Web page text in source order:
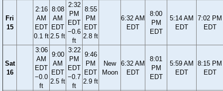
Fri
15
2:16
AM
EDT
0.1 ft
8:08
AM
EDT
2.5 ft
2:32
PM
EDT
−0.6
ft
8:55
PM
EDT
2.8 ft
6:32 AM
EDT
8:00
PM
EDT
5:14 AM
EDT
7:02 PM
EDT
Sat
16
3:06
AM
EDT
−0.0
ft
9:00
AM
EDT
2.5 ft
3:22
PM
EDT
−0.7
ft
9:46
PM
EDT
2.9 ft
New
Moon
6:32 AM
EDT
8:01
PM
EDT
5:59 AM
EDT
8:15 PM
EDT